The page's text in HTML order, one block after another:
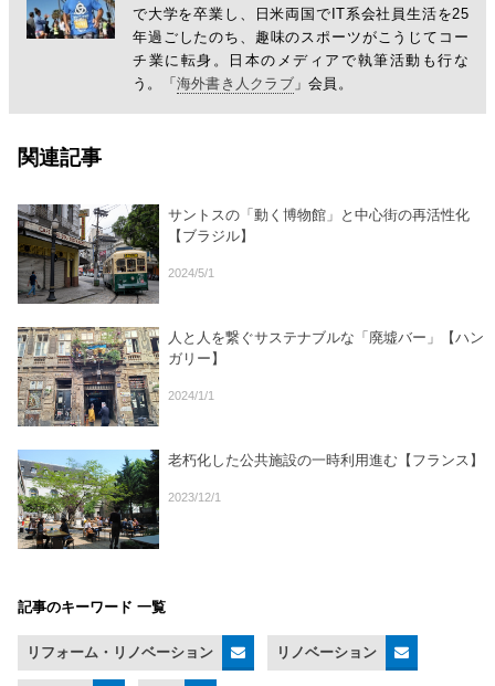
で大学を卒業し、日米両国でIT系会社員生活を25
年過ごしたのち、趣味のスポーツがこうじてコー
チ業に転身。日本のメディアで執筆活動も行な
う。「 海外書き人クラブ」会員。
関連記事
サントスの「動く博物館」と中心街の再活性化
【ブラジル】
2024/5/1
人と人を繋ぐサステナブルな「廃墟バー」【ハン
ガリー】
2024/1/1
老朽化した公共施設の一時利用進む【フランス】
2023/12/1
記事のキーワード 一覧
リフォーム・リノベーション リノベーション